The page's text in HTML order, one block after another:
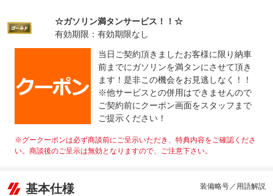
☆ガソリン満タンサービス！！☆
有効期限：有効期限なし
当日ご契約頂きましたお客様に限り納車
前までにガソリンを満タンにさせて頂き
ます！是非この機会をお見逃しなく！！
※他サービスとの併用はできませんので
ご契約前にクーポン画面をスタッフまで
ご提示ください！
※グークーポンは必ず商談前にご呈示いただき、特典内容をご確認くださ
い。商談後のご呈示は無効となりますので、ご注意下さい。
基本仕様 装備略号／用語解説